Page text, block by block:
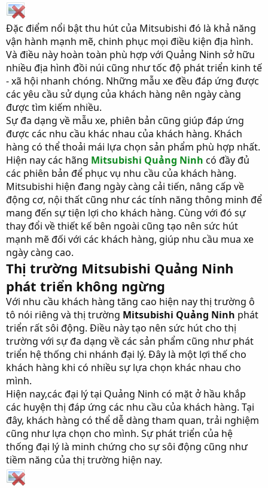
Đặc điểm nổi bật thu hút của Mitsubishi đó là khả năng
vận hành mạnh mẽ, chinh phục mọi điều kiện địa hình.
Và điều này hoàn toàn phù hợp với Quảng Ninh sở hữu
nhiều địa hình đồi núi cũng như tốc độ phát triển kinh tế
- xã hội nhanh chóng. Những mẫu xe đều đáp ứng được
các yêu cầu sử dụng của khách hàng nên ngày càng
được tìm kiếm nhiều.
Sự đa dạng về mẫu xe, phiên bản cũng giúp đáp ứng
được các nhu cầu khác nhau của khách hàng. Khách
hàng có thể thoải mái lựa chọn sản phẩm phù hợp nhất.
Hiện nay các hãng Mitsubishi Quảng Ninh có đầy đủ
các phiên bản để phục vụ nhu cầu của khách hàng.
Mitsubishi hiện đang ngày càng cải tiến, nâng cấp về
động cơ, nội thất cũng như các tính năng thông minh để
mang đến sự tiện lợi cho khách hàng. Cùng với đó sự
thay đổi về thiết kế bên ngoài cũng tạo nên sức hút
mạnh mẽ đối với các khách hàng, giúp nhu cầu mua xe
ngày càng cao.
Thị trường Mitsubishi Quảng Ninh
phát triển không ngừng
Với nhu cầu khách hàng tăng cao hiện nay thị trường ô
tô nói riêng và thị trường Mitsubishi Quảng Ninh phát
triển rất sôi động. Điều này tạo nên sức hút cho thị
trường với sự đa dạng về các sản phẩm cũng như phát
triển hệ thống chi nhánh đại lý. Đây là một lợi thế cho
khách hàng khi có nhiều sự lựa chọn khác nhau cho
mình.
Hiện nay,các đại lý tại Quảng Ninh có mặt ở hầu khắp
các huyện thị đáp ứng các nhu cầu của khách hàng. Tại
đây, khách hàng có thể dễ dàng tham quan, trải nghiệm
cũng như lựa chọn cho mình. Sự phát triển của hệ
thống đại lý là minh chứng cho sự sôi động cũng như
tiềm năng của thị trường hiện nay.